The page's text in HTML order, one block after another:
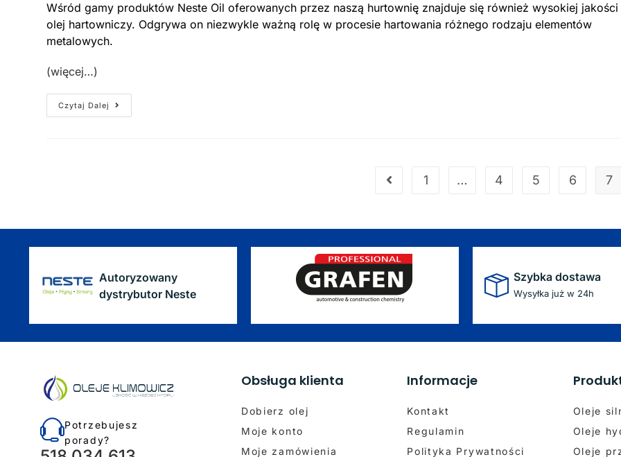
Wśród gamy produktów Neste Oil oferowanych przez naszą hurtownię znajduje się również wysokiej jakości
olej hartowniczy. Odgrywa on niezwykle ważną rolę w procesie hartowania różnego rodzaju elementów
metalowych.
(więcej…)
Czytaj Dalej
1 … 4 5 6 7
Autoryzowany
dystrybutor Neste
Szybka dostawa
Wysyłka już w 24h
Potrzebujesz
porady?
Obsługa klienta
Dobierz olej
Moje konto
Moje zamówienia
Informacje
Kontakt
Regulamin
Polityka Prywatności
Oleje
Oleje
Oleje